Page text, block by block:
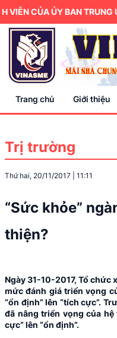
CỦA ỦY BAN TRUNG
Trang chủ Giới thiệu
Trị trường
Thứ hai, 20/11/2017 11:11
“Sức khỏe”
thiện?
Ngày 31-10-2017, Tổ chức
mức đánh giá triển vọng
“ổn định” lên “tích cực”.
đã nâng triển vọng của
cực” lên “ổn định”.